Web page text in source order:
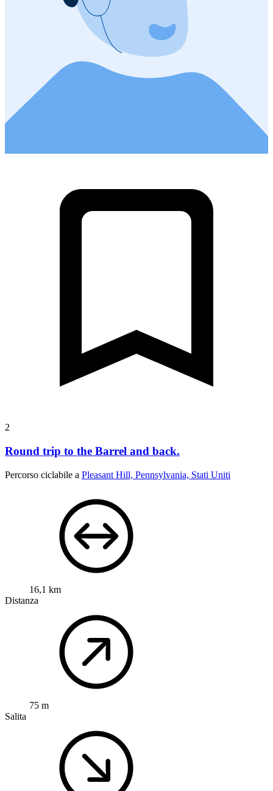
2
Round trip to the Barrel and back.
Percorso ciclabile a Pleasant Hill, Pennsylvania, Stati Uniti
16,1 km
Distanza
75 m
Salita